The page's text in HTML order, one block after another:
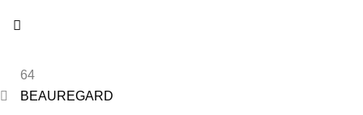
64
BEAUREGARD